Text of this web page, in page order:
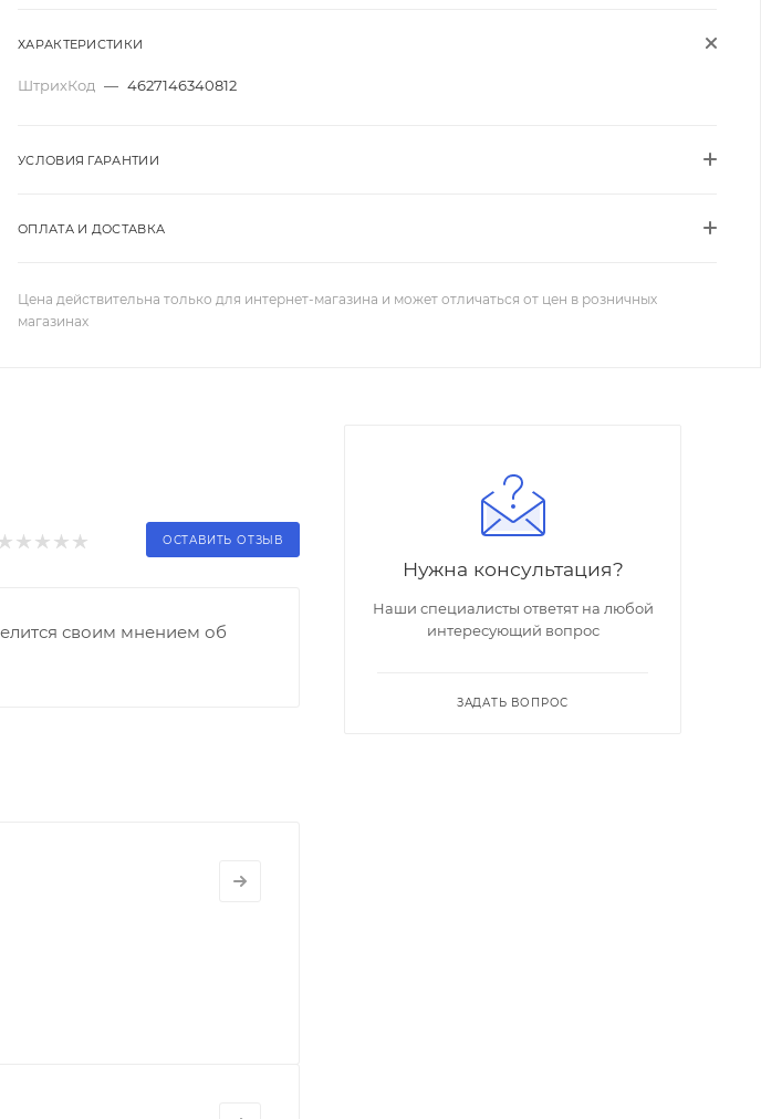
ХАРАКТЕРИСТИКИ
ШтрихКод — 4627146340812
УСЛОВИЯ ГАРАНТИИ
ОПЛАТА И ДОСТАВКА
Цена действительна только для интернет-магазина и может отличаться от цен в розничных
магазинах
ОСТАВИТЬ ОТЗЫВ
своим мнением об
Нужна консультация?
Наши специалисты ответят на любой
интересующий вопрос
ЗАДАТЬ ВОПРОС